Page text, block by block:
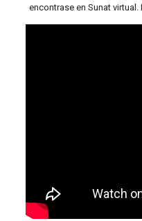
encontrase en Sunat